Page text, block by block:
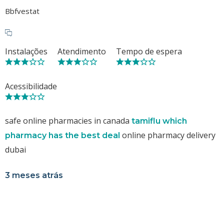
Bbfvestat
Instalações Atendimento Tempo de espera
Acessibilidade
safe online pharmacies in canada tamiflu which
pharmacy has the best deal online pharmacy delivery
dubai
3 meses atrás